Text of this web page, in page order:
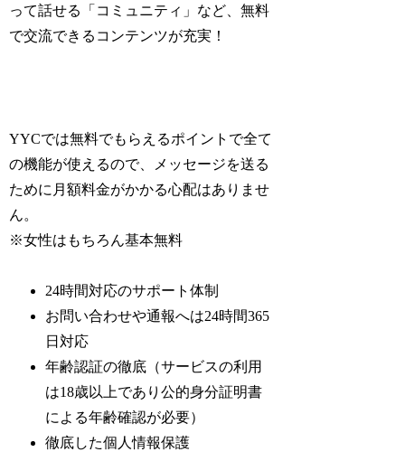
って話せる「コミュニティ」など、無料
で交流できるコンテンツが充実！
YYCでは無料でもらえるポイントで全て
の機能が使えるので、メッセージを送る
ために月額料金がかかる心配はありませ
ん。
※女性はもちろん基本無料
24時間対応のサポート体制
お問い合わせや通報へは24時間365
日対応
年齢認証の徹底（サービスの利用
は18歳以上であり公的身分証明書
による年齢確認が必要）
徹底した個人情報保護